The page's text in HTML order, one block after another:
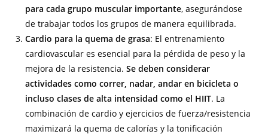
para cada grupo muscular importante, asegurándose
de trabajar todos los grupos de manera equilibrada.
Cardio para la quema de grasa: El entrenamiento
cardiovascular es esencial para la pérdida de peso y la
mejora de la resistencia.Se deben considerar
actividades como correr, nadar, andar en bicicleta o
incluso clases de alta intensidad como el HIIT. La
combinación de cardio y ejercicios de fuerza/resistencia
maximizará la quema de calorías y la tonificación